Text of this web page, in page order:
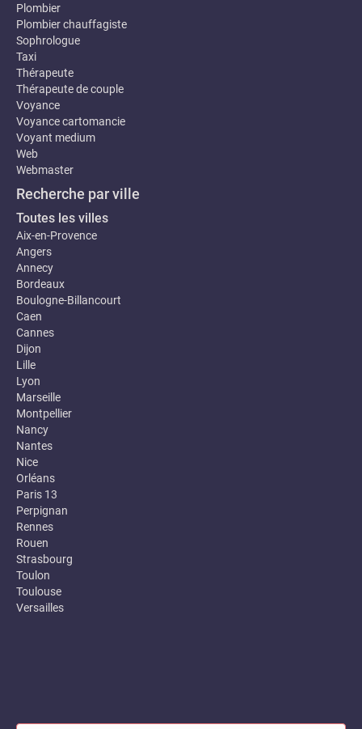
Plombier
Plombier chauffagiste
Sophrologue
Taxi
Thérapeute
Thérapeute de couple
Voyance
Voyance cartomancie
Voyant medium
Web
Webmaster
Recherche par ville
Toutes les villes
Aix-en-Provence
Angers
Annecy
Bordeaux
Boulogne-Billancourt
Caen
Cannes
Dijon
Lille
Lyon
Marseille
Montpellier
Nancy
Nantes
Nice
Orléans
Paris 13
Perpignan
Rennes
Rouen
Strasbourg
Toulon
Toulouse
Versailles